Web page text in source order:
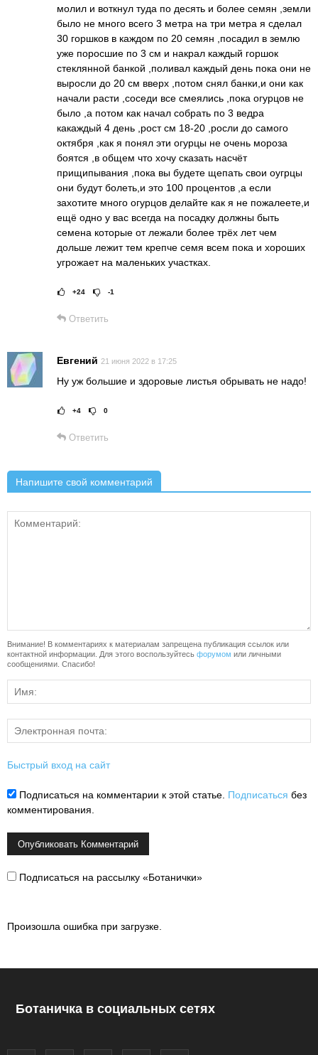
молил и воткнул туда по десять и более семян ,земли
было не много всего 3 метра на три метра я сделал
30 горшков в каждом по 20 семян ,посадил в землю
уже поросшие по 3 см и накрал каждый горшок
стеклянной банкой ,поливал каждый день пока они не
выросли до 20 см вверх ,потом снял банки,и они как
начали расти ,соседи все смеялись ,пока огурцов не
было ,а потом как начал собрать по 3 ведра
какаждый 4 день ,рост см 18-20 ,росли до самого
октября ,как я понял эти огурцы не очень мороза
боятся ,в общем что хочу сказать насчёт
прищипывания ,пока вы будете щепать свои оугрцы
они будут болеть,и это 100 процентов ,а если
захотите много огурцов делайте как я не пожалеете,и
ещё одно у вас всегда на посадку должны быть
семена которые от лежали более трёх лет чем
дольше лежит тем крепче семя всем пока и хороших
угрожает на маленьких участках.
Рейтинг статьи:
+24 -1
Ответить
Евгений 21 июня 2022 в 17:25
Ну уж большие и здоровые листья обрывать не надо!
Рейтинг статьи:
+4 0
Ответить
Напишите свой комментарий
Внимание! В комментариях к материалам запрещена публикация ссылок или
контактной информации. Для этого воспользуйтесь форумом или личными
сообщениями. Спасибо!
Быстрый вход на сайт
Подписаться на комментарии к этой статье. Подписаться без
комментирования.
Подписаться на рассылку «Ботанички»
Произошла ошибка при загрузке.
Ботаничка в социальных сетях